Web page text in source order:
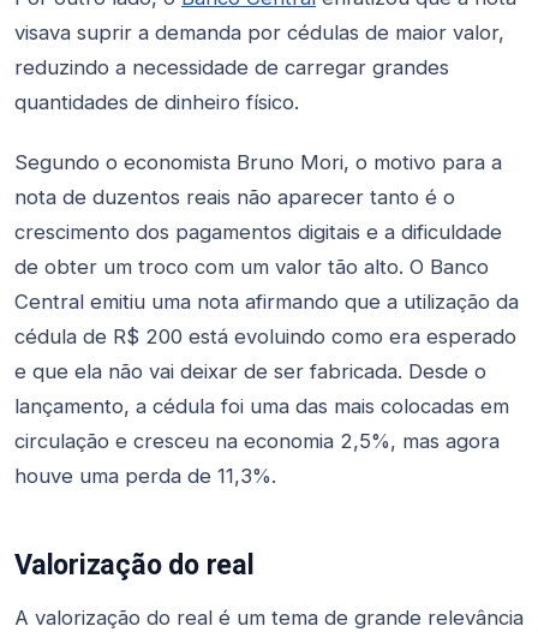
visava suprir a demanda por cédulas de maior valor,
reduzindo a necessidade de carregar grandes
quantidades de dinheiro físico.
Segundo o economista Bruno Mori, o motivo para a
nota de duzentos reais não aparecer tanto é o
crescimento dos pagamentos digitais e a dificuldade
de obter um troco com um valor tão alto. O Banco
Central emitiu uma nota afirmando que a utilização da
cédula de R$ 200 está evoluindo como era esperado
e que ela não vai deixar de ser fabricada. Desde o
lançamento, a cédula foi uma das mais colocadas em
circulação e cresceu na economia 2,5%, mas agora
houve uma perda de 11,3%.
Valorização do real
A valorização do real é um tema de grande relevância